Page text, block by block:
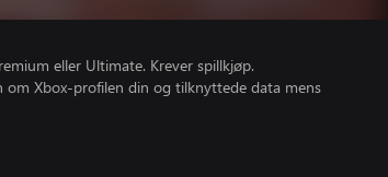
eller Ultimate. Krever spillkjøp.
Xbox-profilen din og tilknyttede data mens